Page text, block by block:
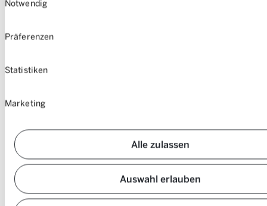
Notwendig
Präferenzen
Statistiken
Marketing
Alle zulassen
Auswahl erlauben